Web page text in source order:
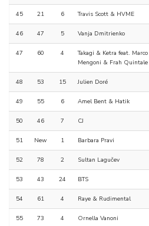
45 21 6 Travis Scott & HVME
46 47 5 Vanja Dmitrienko
47 60 4
Takagi & Ketra feat. Marco
Mengoni & Frah Quintale
48 53 15 Julien Doré
49 55 6 Amel Bent & Hatik
50 46 7 CJ
51 New 1 Barbara Pravi
52 78 2 Sultan Lagučev
53 43 24 BTS
54 61 4 Raye & Rudimental
55 73 4 Ornella Vanoni